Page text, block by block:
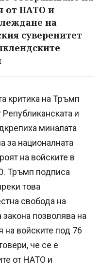
от НАТО и
на
суверенитет
критика на Тръмп
и
миналата
за националната
на войските в
Тръмп подписа
това
свобода на
позволява на
на войските под 76
че се е
от НАТО и